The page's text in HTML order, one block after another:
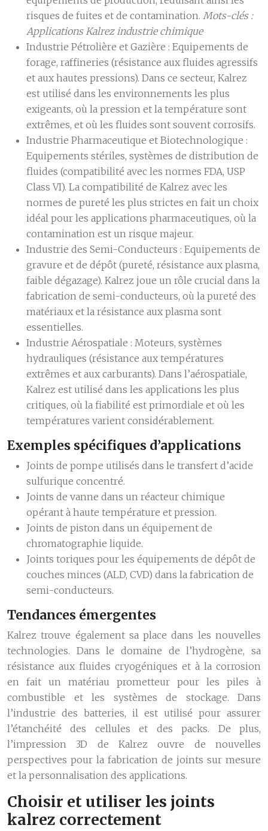
risques de fuites et de contamination. Mots-clés :
Applications Kalrez industrie chimique
Industrie Pétrolière et Gazière : Equipements de
forage, raffineries (résistance aux fluides agressifs
et aux hautes pressions). Dans ce secteur, Kalrez
est utilisé dans les environnements les plus
exigeants, où la pression et la température sont
extrêmes, et où les fluides sont souvent corrosifs.
Industrie Pharmaceutique et Biotechnologique :
Equipements stériles, systèmes de distribution de
fluides (compatibilité avec les normes FDA, USP
Class VI). La compatibilité de Kalrez avec les
normes de pureté les plus strictes en fait un choix
idéal pour les applications pharmaceutiques, où la
contamination est un risque majeur.
Industrie des Semi-Conducteurs : Equipements de
gravure et de dépôt (pureté, résistance aux plasma,
faible dégazage). Kalrez joue un rôle crucial dans la
fabrication de semi-conducteurs, où la pureté des
matériaux et la résistance aux plasma sont
essentielles.
Industrie Aérospatiale : Moteurs, systèmes
hydrauliques (résistance aux températures
extrêmes et aux carburants). Dans l’aérospatiale,
Kalrez est utilisé dans les applications les plus
critiques, où la fiabilité est primordiale et où les
températures varient considérablement.
Exemples spécifiques d’applications
Joints de pompe utilisés dans le transfert d’acide
sulfurique concentré.
Joints de vanne dans un réacteur chimique
opérant à haute température et pression.
Joints de piston dans un équipement de
chromatographie liquide.
Joints toriques pour les équipements de dépôt de
couches minces (ALD, CVD) dans la fabrication de
semi-conducteurs.
Tendances émergentes
Kalrez trouve également sa place dans les nouvelles
technologies. Dans le domaine de l’hydrogène, sa
résistance aux fluides cryogéniques et à la corrosion
en fait un matériau prometteur pour les piles à
combustible et les systèmes de stockage. Dans
l’industrie des batteries, il est utilisé pour assurer
l’étanchéité des cellules et des packs. De plus,
l’impression 3D de Kalrez ouvre de nouvelles
perspectives pour la fabrication de joints sur mesure
et la personnalisation des applications.
Choisir et utiliser les joints
kalrez correctement